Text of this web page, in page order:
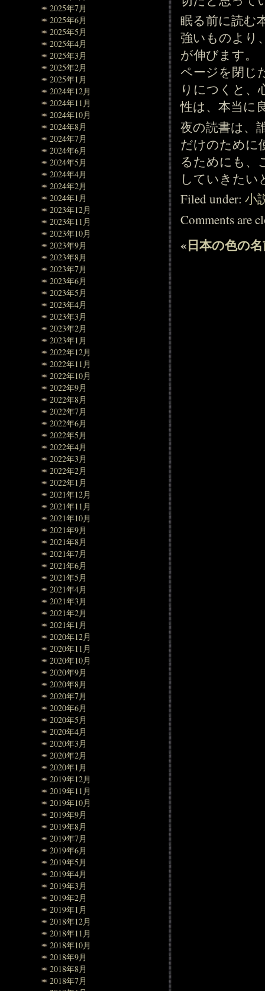
2025年7月
2025年6月
2025年5月
2025年4月
2025年3月
2025年2月
2025年1月
2024年12月
2024年11月
2024年10月
2024年8月
2024年7月
2024年6月
2024年5月
2024年4月
2024年2月
2024年1月
2023年12月
2023年11月
2023年10月
2023年9月
2023年8月
2023年7月
2023年6月
2023年5月
2023年4月
2023年3月
2023年2月
2023年1月
2022年12月
2022年11月
2022年10月
2022年9月
2022年8月
2022年7月
2022年6月
2022年5月
2022年4月
2022年3月
2022年2月
2022年1月
2021年12月
2021年11月
2021年10月
2021年9月
2021年8月
2021年7月
2021年6月
2021年5月
2021年4月
2021年3月
2021年2月
2021年1月
2020年12月
2020年11月
2020年10月
2020年9月
2020年8月
2020年7月
2020年6月
2020年5月
2020年4月
2020年3月
2020年2月
2020年1月
2019年12月
2019年11月
2019年10月
2019年9月
2019年8月
2019年7月
2019年6月
2019年5月
2019年4月
2019年3月
2019年2月
2019年1月
2018年12月
2018年11月
2018年10月
2018年9月
2018年8月
2018年7月
眠る前に読む
強いものより
が伸びます。
ページを閉じ
りにつくと、
性は、本当に
夜の読書は、
だけのために
るためにも、
していきたい
Filed under:小
Comments are
«日本の色の